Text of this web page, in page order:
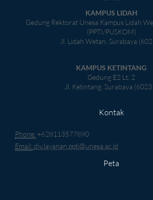
KAMPUS LIDAH
Gedung Rektorat Unesa Kampus Lidah
(PPTI/PUSKOM)
Jl. Lidah Wetan, Surabaya
KAMPUS KETINTANG
Gedung E2 Lt. 2
Jl. Ketintang, Surabaya
Kontak
Phone: +628113577890
Email: div.layanan.ppti@unesa.ac.id
Peta